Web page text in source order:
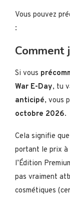
Vous pouvez
:
Comment
Si vous
War E-Day, tu
anticipé, vous
octobre 2026.
Cela signifie
portant le prix à
l’Édition
pas vraiment
cosmétiques